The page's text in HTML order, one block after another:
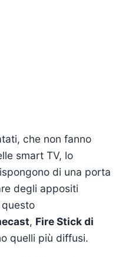
che non fanno
smart TV, lo
di una porta
degli appositi
, Fire Stick di
quelli più diffusi.